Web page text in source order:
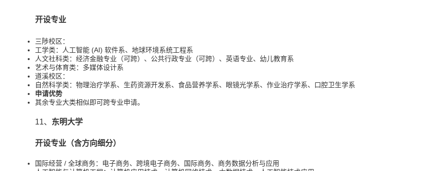
开设专业
三陟校区：
工学类：人工智能 (AI) 软件系、地球环境系统工程系
人文社科类：经济金融专业（可跨）、公共行政专业（可跨）、英语专业、幼儿教育系
艺术与体育类：多媒体设计系
道溪校区：
自然科学类：物理治疗学系、生药资源开发系、食品营养学系、眼镜光学系、作业治疗学系、口腔卫生学系
申请优势
其余专业大类相似即可跨专业申请。
11、 东明大学
开设专业（含方向细分）
国际经营 / 全球商务：电子商务、跨境电子商务、国际商务、商务数据分析与应用